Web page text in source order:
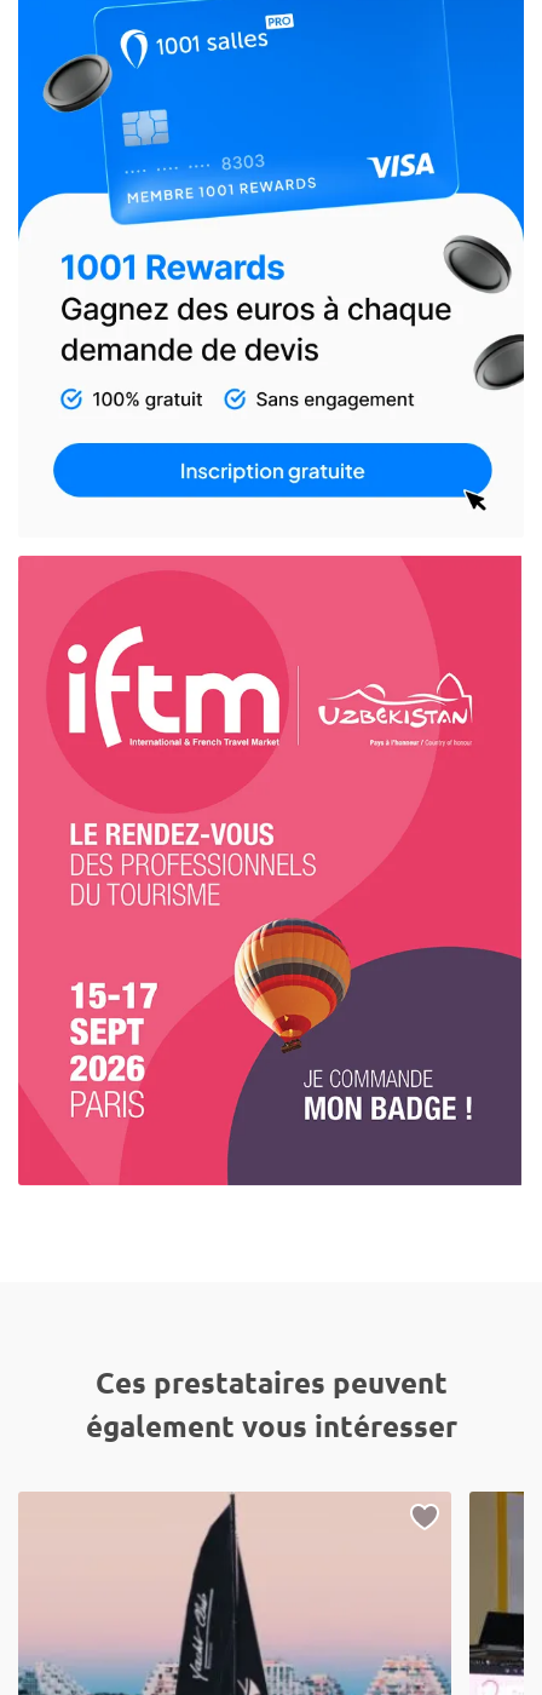
Ces prestataires peuvent
également vous intéresser